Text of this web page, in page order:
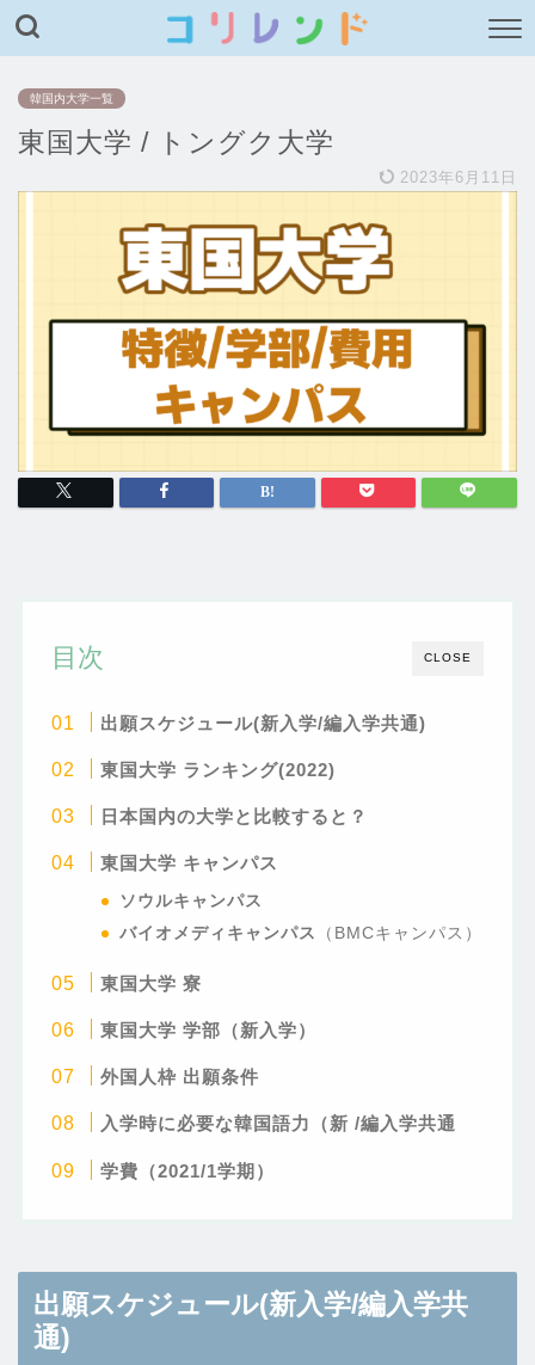
韓国内大学一覧
東国大学 / トングク大学
2023年6月11日
CLOSE
目次
出願スケジュール(新入学/編入学共通)
東国大学 ランキング(2022)
日本国内の大学と比較すると？
東国大学 キャンパス
ソウルキャンパス
バイオメディキャンパス
（BMCキャンパス）
東国大学 寮
東国大学 学部（新入学）
外国人枠 出願条件
入学時に必要な韓国語力（新 /編入学共通
学費（2021/1学期）
出願スケジュール(新入学/編入学共
通)